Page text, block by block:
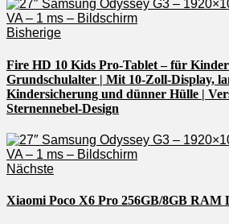
Bisherige
Fire HD 10 Kids Pro-Tablet – für
Grundschulalter | Mit 10-Zoll-Display,
Kindersicherung und dünner Hülle |
Sternennebel-Design
Nächste
Xiaomi Poco X6 Pro 256GB/8GB RAM